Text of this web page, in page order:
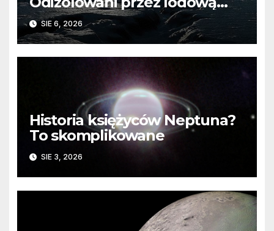
barierę
SIE 6, 2026
Historia księżyców Neptuna?
To skomplikowane
SIE 3, 2026